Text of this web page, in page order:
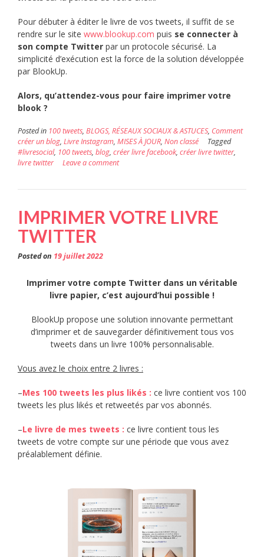
Pour débuter à éditer le livre de vos tweets, il suffit de se
rendre sur le site www.blookup.com puis se connecter à
son compte Twitter par un protocole sécurisé. La
simplicité d’exécution est la force de la solution développée
par BlookUp.
Alors, qu’attendez-vous pour faire imprimer votre
blook ?
Posted in 100 tweets, BLOGS, RÉSEAUX SOCIAUX & ASTUCES, Comment
créer un blog, Livre Instagram, MISES À JOUR, Non classé
Tagged
#livresocial, 100 tweets, blog, créer livre facebook, créer livre twitter,
livre twitter
Leave a comment
IMPRIMER VOTRE LIVRE
TWITTER
Posted on 19 juillet 2022
Imprimer votre compte Twitter dans un véritable
livre papier, c’est aujourd’hui possible !
BlookUp propose une solution innovante permettant
d’imprimer et de sauvegarder définitivement tous vos
tweets dans un livre 100% personnalisable.
Vous avez le choix entre 2 livres :
–Mes 100 tweets les plus likés : ce livre contient vos 100
tweets les plus likés et retweetés par vos abonnés.
–Le livre de mes tweets : ce livre contient tous les
tweets de votre compte sur une période que vous avez
préalablement définie.